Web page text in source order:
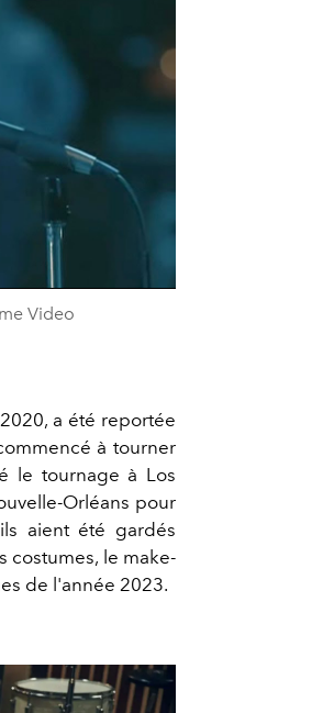
Video
a été reportée
à tourner
le tournage à Los
Orléans pour
aient été gardés
costumes, le make-
de l'année 2023.